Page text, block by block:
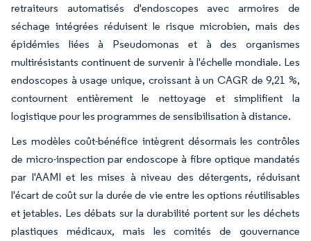
retraiteurs automatisés d'endoscopes avec armoires de
séchage intégrées réduisent le risque microbien, mais des
épidémies liées à Pseudomonas et à des organismes
multirésistants continuent de survenir à l'échelle mondiale. Les
endoscopes à usage unique, croissant à un CAGR de 9,21 %,
contournent entièrement le nettoyage et simplifient la
logistique pour les programmes de sensibilisation à distance.
Les modèles coût-bénéfice intègrent désormais les contrôles
de micro-inspection par endoscope à fibre optique mandatés
par l'AAMI et les mises à niveau des détergents, réduisant
l'écart de coût sur la durée de vie entre les options réutilisables
et jetables. Les débats sur la durabilité portent sur les déchets
plastiques médicaux, mais les comités de gouvernance